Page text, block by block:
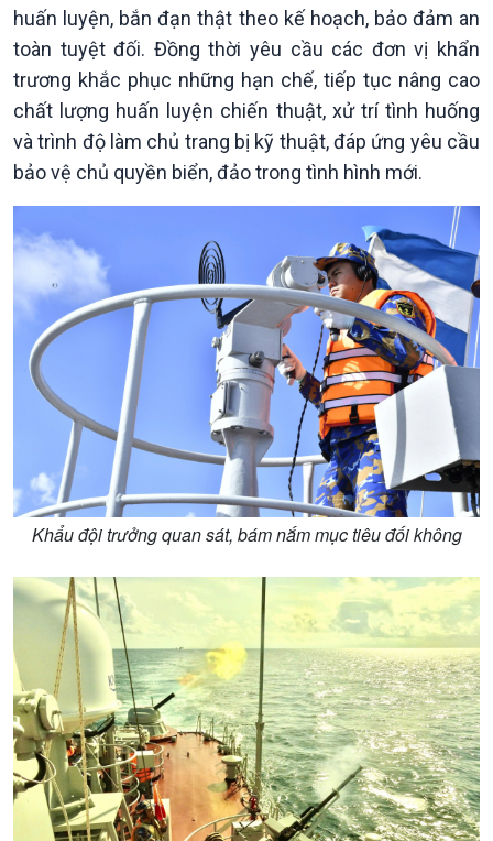
Kinh tế
Dòng chảy Kinh tế
Sức sống hàng Việt
Khởi nghiệp
Tuyên chiến với gian lận
thương mại
Nông nghiệp & Biển đảo
Mùa vàng
Biển đảo Việt Nam
Tâm tình biên giới và hải
đảo
Tìm hiểu biển, đảo Việt
Nam
Xã hội
Tin Đời sống & Xã hội
360 độ Sức khỏe
Chuyển đổi Xanh
Tài nguyên và Môi trường
Chuyên gia của bạn
Xã hội chuyển động
Khoa học & Công nghệ
Tin Khoa học & Công nghệ
Kết nối công nghệ
Sống chung với biến đổi
khí hậu
huấn luyện, bắn đạn thật theo kế hoạch, bảo đảm an
toàn tuyệt đối. Đồng thời yêu cầu các đơn vị khẩn
trương khắc phục những hạn chế, tiếp tục nâng cao
chất lượng huấn luyện chiến thuật, xử trí tình huống
và trình độ làm chủ trang bị kỹ thuật, đáp ứng yêu cầu
bảo vệ chủ quyền biển, đảo trong tình hình mới.
Khẩu đội trưởng quan sát, bám nắm mục tiêu đối không